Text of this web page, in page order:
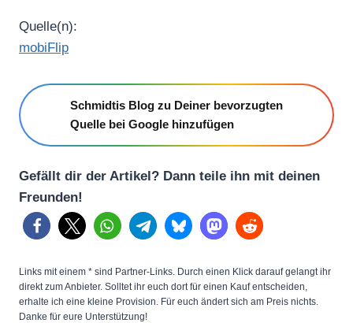
Quelle(n):
mobiFlip
Schmidtis Blog zu Deiner bevorzugten
Quelle bei Google hinzufügen
Gefällt dir der Artikel? Dann teile ihn mit deinen
Freunden!
Links mit einem * sind Partner-Links. Durch einen Klick darauf gelangt ihr
direkt zum Anbieter. Solltet ihr euch dort für einen Kauf entscheiden,
erhalte ich eine kleine Provision. Für euch ändert sich am Preis nichts.
Danke für eure Unterstützung!